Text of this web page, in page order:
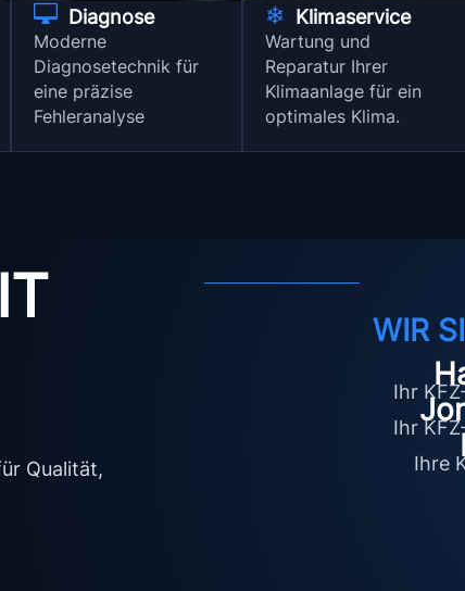
 Diagnose
Moderne
Diagnosetechnik für
eine präzise
Fehleranalyse
❄ Klimaservice
Wartung und
Reparatur Ihrer
Klimaanlage für ein
optimales Klima.
Qualität,
WIR
Ihr
Ihr
Ihre